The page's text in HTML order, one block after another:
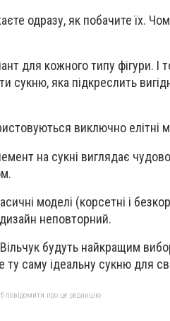
одразу, як побачите їх.
для кожного типу фігури. І
яка підкреслить
виключно елітні
на сукні виглядає
моделі (корсетні і
неповторний.
Вільчук будуть найкращим
саму ідеальну сукню для
повідомити про це редакцію